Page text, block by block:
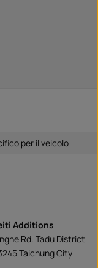
per il veicolo
Additions
Rd. Tadu District
Taichung City